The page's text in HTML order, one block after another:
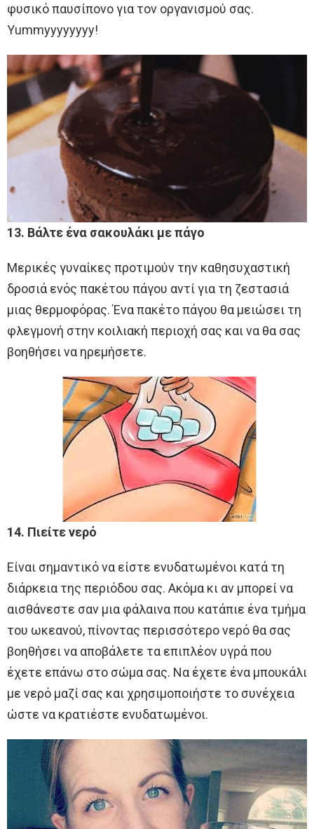
φυσικό παυσίπονο για τον οργανισμού σας.
Yummyyyyyyyy!
13. Βάλτε ένα σακουλάκι με πάγο
Μερικές γυναίκες προτιμούν την καθησυχαστική
δροσιά ενός πακέτου πάγου αντί για τη ζεστασιά
μιας θερμοφόρας. Ένα πακέτο πάγου θα μειώσει τη
φλεγμονή στην κοιλιακή περιοχή σας και να θα σας
βοηθήσει να ηρεμήσετε.
14. Πιείτε νερό
Είναι σημαντικό να είστε ενυδατωμένοι κατά τη
διάρκεια της περιόδου σας. Ακόμα κι αν μπορεί να
αισθάνεστε σαν μια φάλαινα που κατάπιε ένα τμήμα
του ωκεανού, πίνοντας περισσότερο νερό θα σας
βοηθήσει να αποβάλετε τα επιπλέον υγρά που
έχετε επάνω στο σώμα σας. Να έχετε ένα μπουκάλι
με νερό μαζί σας και χρησιμοποιήστε το συνέχεια
ώστε να κρατιέστε ενυδατωμένοι.